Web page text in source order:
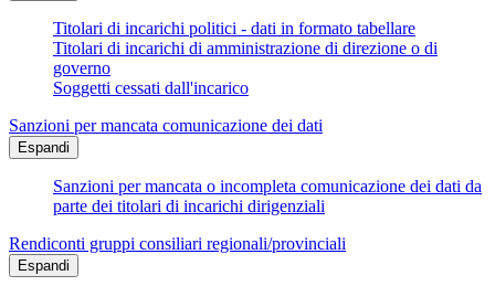
Titolari di incarichi politici - dati in formato tabellare
Titolari di incarichi di amministrazione di direzione o di
governo
Soggetti cessati dall'incarico
Sanzioni per mancata comunicazione dei dati
Espandi
Sanzioni per mancata o incompleta comunicazione dei dati da
parte dei titolari di incarichi dirigenziali
Rendiconti gruppi consiliari regionali/provinciali
Espandi